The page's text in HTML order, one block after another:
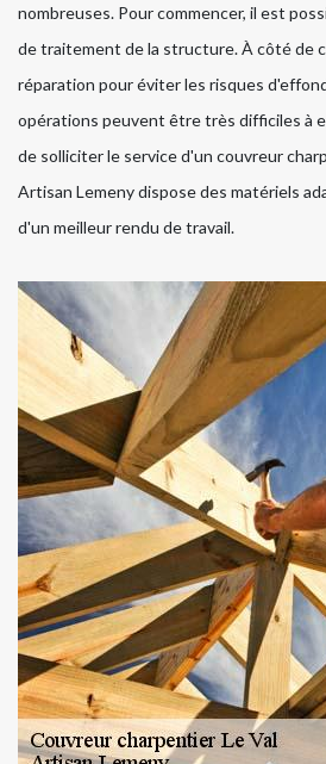
nombreuses. Pour commencer, il est
de traitement de la structure. À côté de
réparation pour éviter les risques
opérations peuvent être très difficiles à
de solliciter le service d'un couvreur
Artisan Lemeny dispose des matériels
d'un meilleur rendu de travail.